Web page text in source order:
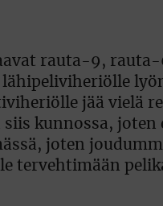
rauta-9,
jää vielä
kunnossa,
joten
tervehtimään